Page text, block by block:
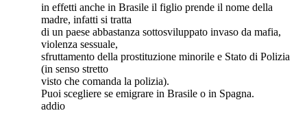
in effetti anche in Brasile il figlio prende il nome della
madre, infatti si tratta
di un paese abbastanza sottosviluppato invaso da mafia,
violenza sessuale,
sfruttamento della prostituzione minorile e Stato di Polizia
(in senso stretto
visto che comanda la polizia).
Puoi scegliere se emigrare in Brasile o in Spagna.
addio